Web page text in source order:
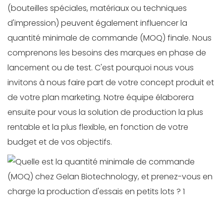
(bouteilles spéciales, matériaux ou techniques
d'impression) peuvent également influencer la
quantité minimale de commande (MOQ) finale. Nous
comprenons les besoins des marques en phase de
lancement ou de test. C'est pourquoi nous vous
invitons à nous faire part de votre concept produit et
de votre plan marketing. Notre équipe élaborera
ensuite pour vous la solution de production la plus
rentable et la plus flexible, en fonction de votre
budget et de vos objectifs.